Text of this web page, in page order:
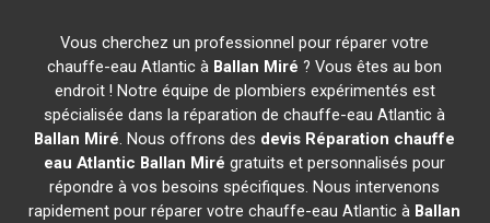
Vous cherchez un professionnel pour réparer votre
chauffe-eau Atlantic à Ballan Miré ? Vous êtes au bon
endroit ! Notre équipe de plombiers expérimentés est
spécialisée dans la réparation de chauffe-eau Atlantic à
Ballan Miré. Nous offrons des devis Réparation chauffe
eau Atlantic Ballan Miré gratuits et personnalisés pour
répondre à vos besoins spécifiques. Nous intervenons
rapidement pour réparer votre chauffe-eau Atlantic à Ballan